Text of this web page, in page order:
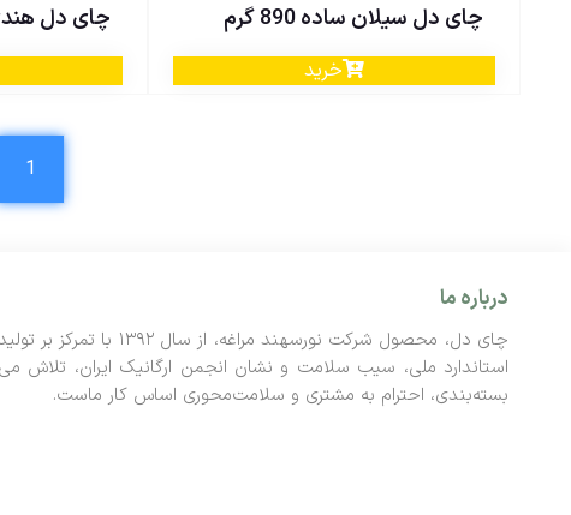
چای دل سیلان ساده 890 گرم
خرید
چای دل هندی
1
درباره ما
چای دل، محصول شرکت
استاندارد ملی، سیب سلامت و نشان انجمن ارگانیک ایران،
بسته‌بندی، احترام به مشتری و سلامت‌محوری اساس کار ماست.